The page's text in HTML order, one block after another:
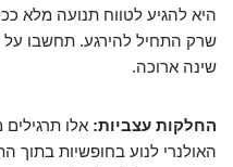
היא להגיע לטווח תנועה מלא
שרק התחיל להירגע. תחשבו על
שינה ארוכה.
החלקות עצביות: אלו
האולנרי לנוע בחופשיות